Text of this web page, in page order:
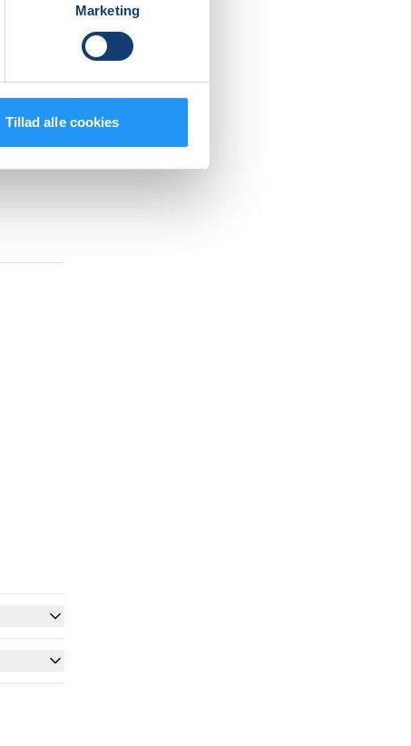
Marketing
Tillad alle cookies